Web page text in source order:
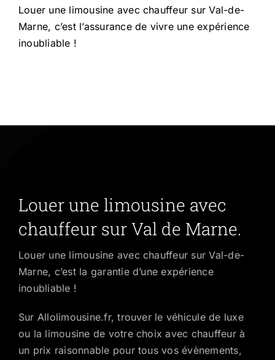
Louer une limousine avec chauffeur sur Val-de-
Marne, c’est l’assurance de vivre une expérience
inoubliable !
Louer une limousine avec
chauffeur sur Val de Marne.
Louer une limousine avec chauffeur sur Val-de-
Marne, c’est la garantie d’une expérience
inoubliable !
Sur Allolimousine.fr, trouver le véhicule de luxe
ou la limousine de votre choix avec chauffeur à
un prix raisonnable pour tous vos évènements,